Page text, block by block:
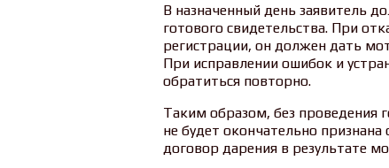
В назначенный день заявитель
готового свидетельства. При
регистрации, он должен дать
При исправлении ошибок и
обратиться повторно.
Таким образом, без проведения
не будет окончательно
договор дарения в результате